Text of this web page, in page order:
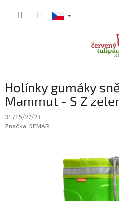
Holínky gumáky
Mammut - S Z
31715/22/23
Značka: DEMAR